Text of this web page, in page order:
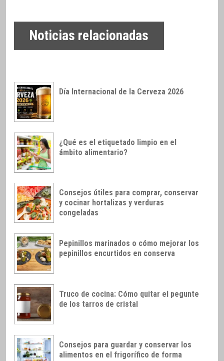
Noticias relacionadas
Día Internacional de la Cerveza 2026
¿Qué es el etiquetado limpio en el
ámbito alimentario?
Consejos útiles para comprar, conservar
y cocinar hortalizas y verduras
congeladas
Pepinillos marinados o cómo mejorar los
pepinillos encurtidos en conserva
Truco de cocina: Cómo quitar el pegunte
de los tarros de cristal
Consejos para guardar y conservar los
alimentos en el frigorífico de forma